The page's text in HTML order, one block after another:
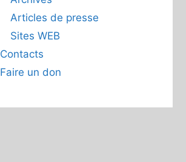
Articles de presse
Sites WEB
Contacts
Faire un don